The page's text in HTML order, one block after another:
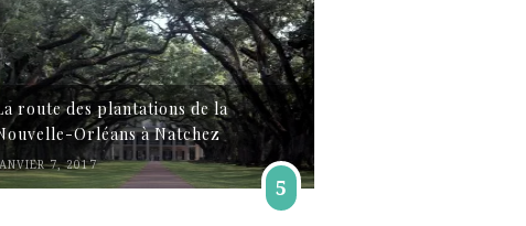
route des plantations de la
Orléans à Natchez
7, 2017
5